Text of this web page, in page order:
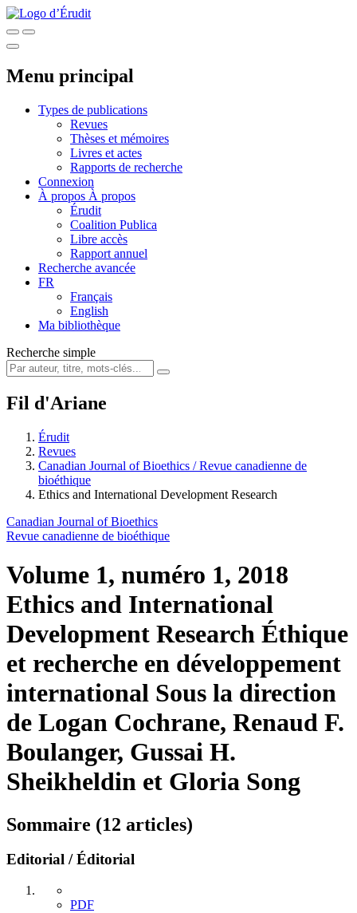
Menu principal
Types de publications
Revues
Thèses et mémoires
Livres et actes
Rapports de recherche
Connexion
À propos À propos
Érudit
Coalition Publica
Libre accès
Rapport annuel
Recherche avancée
FR
Français
English
Ma bibliothèque
Recherche simple
Fil d'Ariane
Érudit
Revues
Canadian Journal of Bioethics / Revue canadienne de
bioéthique
Ethics and International Development Research
Canadian Journal of Bioethics
Revue canadienne de bioéthique
Volume 1, numéro 1, 2018
Ethics and International
Development Research Éthique
et recherche en développement
international Sous la direction
de Logan Cochrane, Renaud F.
Boulanger, Gussai H.
Sheikheldin et Gloria Song
Sommaire (12 articles)
Editorial / Éditorial
PDF